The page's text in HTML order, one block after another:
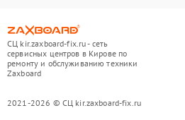
СЦ kir.zaxboard-fix.ru - сеть
сервисных центров в Кирове по
ремонту и обслуживанию техники
Zaxboard
2021-2026 © СЦ kir.zaxboard-fix.ru